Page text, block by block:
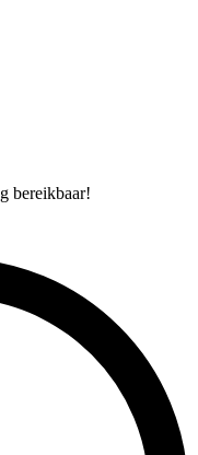
bereikbaar!